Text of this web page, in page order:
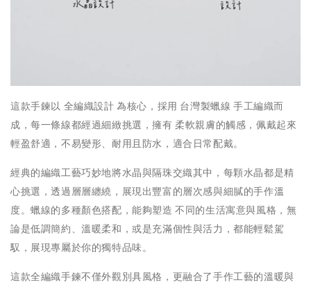
這款手鍊以 全編織設計 為核心，採用 台灣製蠟線 手工編織而
成，每一條線都經過細緻挑選，擁有 柔軟親膚的觸感，佩戴起來
輕盈舒適，不易變形、耐用且防水，適合日常配戴。
經典的編織工藝巧妙地將水晶與隔珠交織其中，每顆水晶都是精
心挑選，透過層層纏繞，展現出豐富的層次感與細膩的手作溫
度。蠟線的多種顏色搭配，能夠塑造 不同的生活寓意與風格，無
論是低調簡約、溫暖柔和，或是充滿個性與活力，都能輕鬆駕
馭，展現專屬於你的獨特品味。
這款全編織手鍊不僅外觀別具風格，更融合了手作工藝的溫暖與